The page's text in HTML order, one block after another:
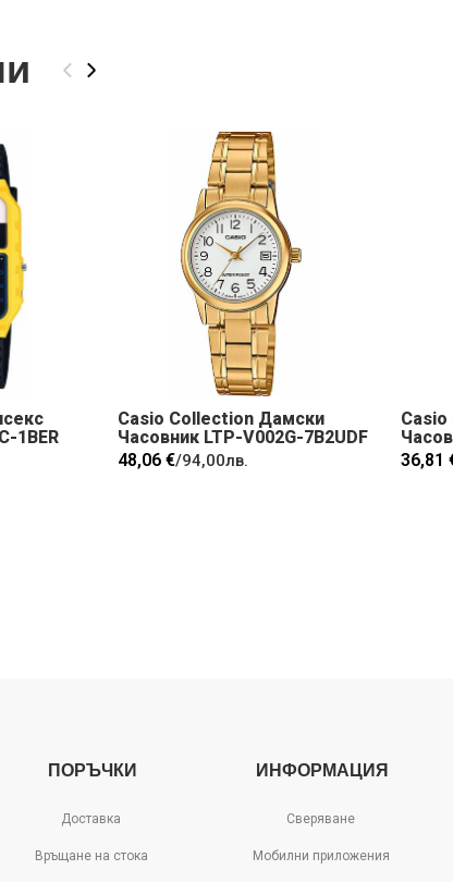
‹ ›
1BER
Casio Collection Дамски
Часовник LTP-V002G-7B2UDF
48,06 €/94,00лв.
36,81
ПОРЪЧКИ
Доставка
Връщане на стока
ИНФОРМАЦИЯ
Сверяване
Мобилни приложения